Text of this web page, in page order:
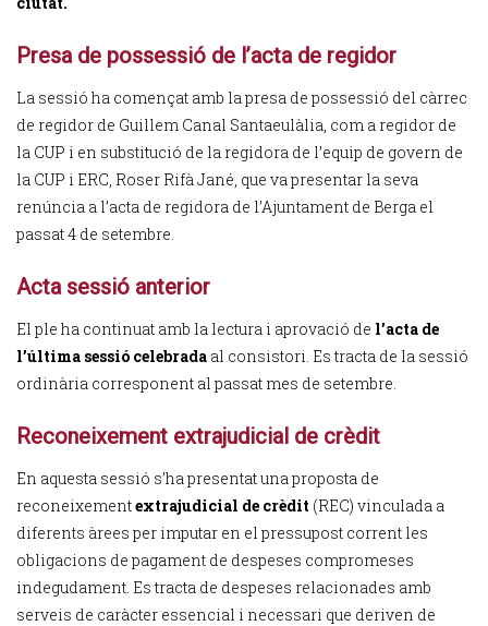
Presa de possessió de l’acta de regidor
La sessió ha començat amb la presa de possessió del càrrec
de regidor de Guillem Canal Santaeulàlia, com a regidor de
la CUP i en substitució de la regidora de l’equip de govern de
la CUP i ERC, Roser Rifà Jané, que va presentar la seva
renúncia a l’acta de regidora de l’Ajuntament de Berga el
passat 4 de setembre.
Acta sessió anterior
El ple ha continuat amb la lectura i aprovació de l’acta de
l’última sessió celebrada al consistori. Es tracta de la sessió
ordinària corresponent al passat mes de setembre.
Reconeixement extrajudicial de crèdit
En aquesta sessió s’ha presentat una proposta de
reconeixementextrajudicial de crèdit (REC) vinculada a
diferents àrees per imputar en el pressupost corrent les
obligacions de pagament de despeses compromeses
indegudament. Es tracta de despeses relacionades amb
serveis de caràcter essencial i necessari que deriven de